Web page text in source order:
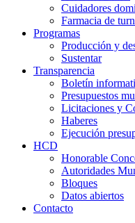
Cuidadores
Farmacia de
Programas
Producción y
Sustentar
Transparencia
Boletín
Presupuestos
Licitaciones y
Haberes
Ejecución
HCD
Honorable
Autoridades
Bloques
Datos abiertos
Contacto